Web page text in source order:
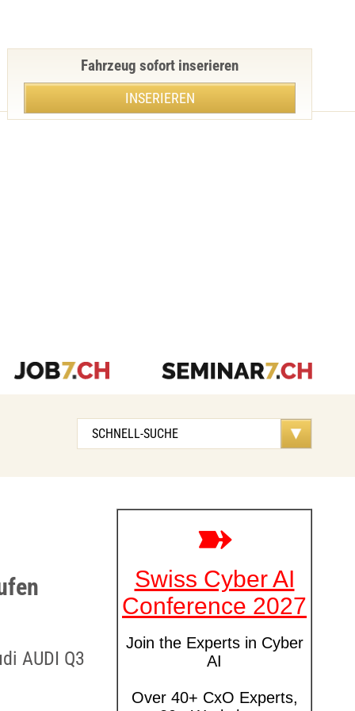
Fahrzeug sofort inserieren
INSERIEREN
AUDI Q3